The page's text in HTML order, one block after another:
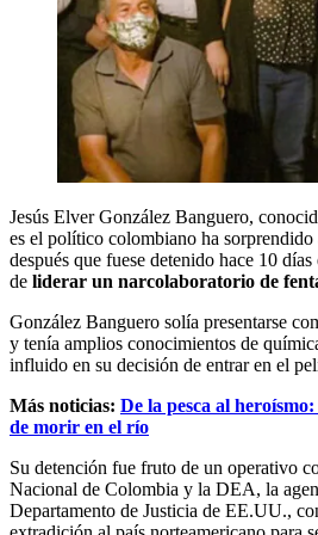
Jesús Elver González Banguero,
es el político colombiano ha
después que fuese detenido hace 10
de liderar un narcolaboratorio de
González Banguero solía presentarse
y tenía amplios conocimientos de
influido en su decisión de entrar en el
Más noticias: De la pesca al
de morir en el río
Su detención fue fruto de un operativo
Nacional de Colombia y la DEA, la
Departamento de Justicia de EE.UU.,